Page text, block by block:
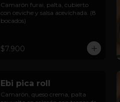
Camarón furai, palta, cubierto
con ceviche y salsa acevichada. (8
bocados)
$7.900
Ebi pica roll
Camarón, queso crema, palta